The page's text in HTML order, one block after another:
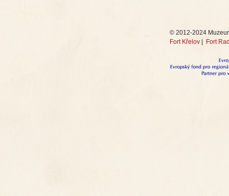
© 2012-2024
Fort Křelov
Fort